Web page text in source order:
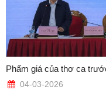
Phẩm giá của thơ ca
04-03-2026